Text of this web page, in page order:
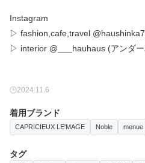
Instagram
▷ fashion,cafe,travel
▷ interior @___hauhaus (アンダ
2024.11.6
着用ブランド
CAPRICIEUX LE'MAGE Noble menue
タグ